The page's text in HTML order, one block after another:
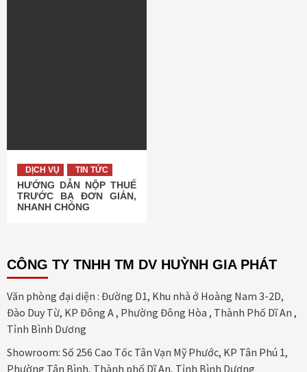
DỊCH VỤ TIN TỨC
HƯỚNG DẪN NỘP THUẾ
TRƯỚC BẠ ĐƠN GIẢN,
NHANH CHÓNG
CÔNG TY TNHH TM DV HUỲNH GIA PHÁT
Văn phòng đại diện : Đường D1, Khu nhà ở Hoàng Nam 3-2D,
Đào Duy Từ, KP Đông A , Phường Đông Hòa , Thành Phố Dĩ An ,
Tỉnh Bình Dương
Showroom: Số 256 Cao Tốc Tân Vạn Mỹ Phước, KP Tân Phú 1,
Phường Tân Bình, Thành phố Dĩ An, Tỉnh Bình Dương